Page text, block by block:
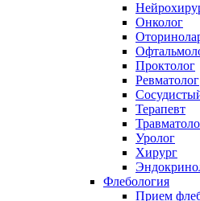
Онколог
Проктолог
Ревматолог
Терапевт
Уролог
Хирург
Флебология
Прием